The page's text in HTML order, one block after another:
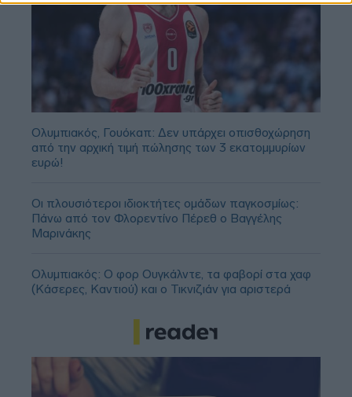
Ολυμπιακός, Γουόκαπ: Δεν υπάρχει οπισθοχώρηση
από την αρχική τιμή πώλησης των 3 εκατομμυρίων
ευρώ!
Οι πλουσιότεροι ιδιοκτήτες ομάδων παγκοσμίως:
Πάνω από τον Φλορεντίνο Πέρεθ ο Βαγγέλης
Μαρινάκης
Ολυμπιακός: Ο φορ Ουγκάλντε, τα φαβορί στα χαφ
(Κάσερες, Καντιού) και ο Τικνιζιάν για αριστερά